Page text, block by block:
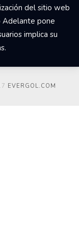
del sitio web
Adelante pone
implica su
EVERGOL.COM